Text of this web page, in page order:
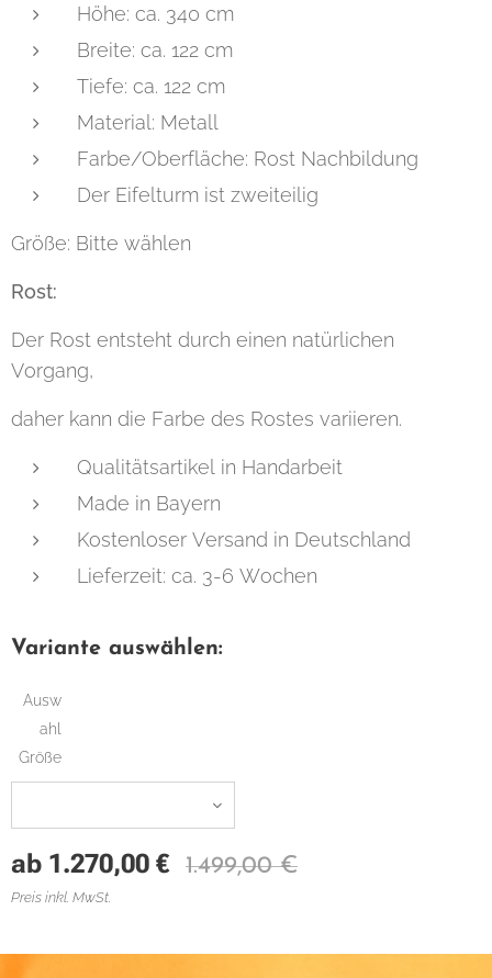
Höhe: ca. 340 cm
Breite: ca. 122 cm
Tiefe: ca. 122 cm
Material: Metall
Farbe/Oberfläche: Rost Nachbildung
Der Eifelturm ist zweiteilig
Größe: Bitte wählen
Rost:
Der Rost entsteht durch einen natürlichen
Vorgang,
daher kann die Farbe des Rostes variieren.
Qualitätsartikel in Handarbeit
Made in Bayern
Kostenloser Versand in Deutschland
Lieferzeit: ca. 3-6 Wochen
Variante auswählen:
Ausw
ahl
Größe
ab 1.270,00 € 1.499,00€
Preis inkl. MwSt.